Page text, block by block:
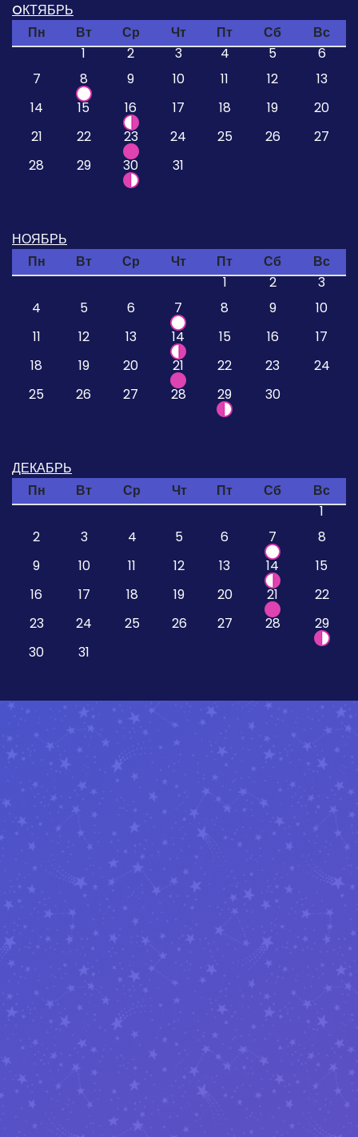
OКТЯБРЬ
Пн
Вт Ср Чт Пт Сб
Вс
1
2 3 4 5
6
7
8 9 10 11 12
13
14
15 16 17 18 19
20
21
22 23 24 25 26
27
28
29 30 31
НОЯБРЬ
Пн
Вт Ср Чт Пт Сб
Вс
1
2
3
4
5 6 7 8 9
10
11
12 13 14 15 16
17
18
19 20 21 22 23
24
25
26 27 28 29 30
ДЕКАБРЬ
Пн
Вт Ср Чт Пт Сб
Вс
1
2
3 4 5 6 7
8
9
10 11 12 13 14
15
16
17 18 19 20 21
22
23
24 25 26 27 28
29
30
31